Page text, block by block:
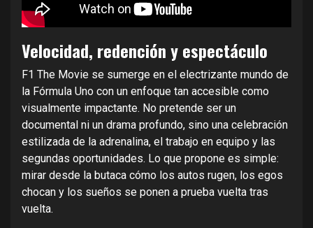
Velocidad, redención y espectáculo
F1 The Movie se sumerge en el electrizante mundo de
la Fórmula Uno con un enfoque tan accesible como
visualmente impactante. No pretende ser un
documental ni un drama profundo, sino una celebración
estilizada de la adrenalina, el trabajo en equipo y las
segundas oportunidades. Lo que propone es simple:
mirar desde la butaca cómo los autos rugen, los egos
chocan y los sueños se ponen a prueba vuelta tras
vuelta.